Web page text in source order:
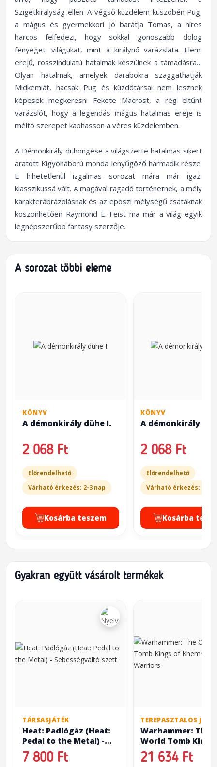
Szigetkirályság ellen. A végső küzdelem küszöbén Pug,
a mágus és gyermekkori jó barátja Tomas, a híres
harcos felfedezi, hogy sokkal gonoszabb dolog
fenyegeti világukat, mint a királynő varázslata. Elemi
erejű, rosszindulatú hatalmak készülnek a támadásra…
Olyan hatalmak, amelyek darabokra szaggathatják
Midkemiát, hacsak Pug és küzdőtársai nem lesznek
képesek megkeresni Fekete Macrost, a rég eltűnt
varázslót, hogy a legendás mágus hatalmas ereje is
méltó szerepet kaphasson a véres küzdelemben.
A Démonkirály dühöngése a világszerte hatalmas sikert
aratott Kígyóháború monda lenyűgöző harmadik része.
E hihetetlenül izgalmas sorozat mára már igazi
klasszikussá vált. A magával ragadó történetnek, a mély
karakterábrázolásnak és az eposzi mélységű csatáknak
köszönhetően Raymond E. Feist ma már a világ egyik
legnépszerűbb fantasy szerzője.
A sorozat többi eleme
KÖNYV
A démonkirály dühe I.
2 068 Ft
Előrendelhető
Várható érkezés: 2-3 nap
Kosárba teszem
KÖNYV
A démonkirály
2 068 Ft
Előrendelhető
Várható érkezés: 2-3
Kosárba
Gyakran együtt vásárolt termékek
TÁRSASJÁTÉK
Heat: Padlógáz (Heat:
Pedal to the Metal) -
Sebességváltó szett
7 800 Ft
TEREPASZTALOS
Warhammer: The
World Tomb
Khemri: Skeleton
Warriors
21 634 Ft